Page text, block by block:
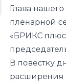
Глава
пленарной
«БРИКС
В повестку
расширения